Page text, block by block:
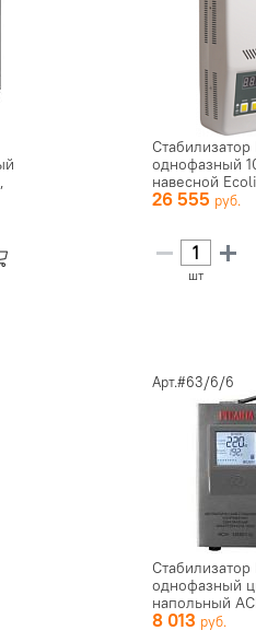
Стабилизатор
однофазный
навесной
26 555
шт
Арт.#63/6/6
Стабилизатор
однофазный
напольный
8 013